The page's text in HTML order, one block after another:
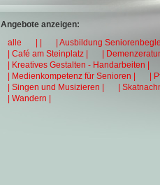
Angebote anzeigen:
alle
| |
| Ausbildung
| Café am Steinplatz |
|
| Kreatives Gestalten - Handarbeiten |
| Medienkompetenz für Senioren |
|
| Singen und Musizieren |
|
| Wandern |